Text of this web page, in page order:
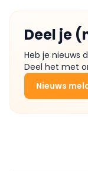
Deel je
Heb je nieuws
Deel het met
Nieuws